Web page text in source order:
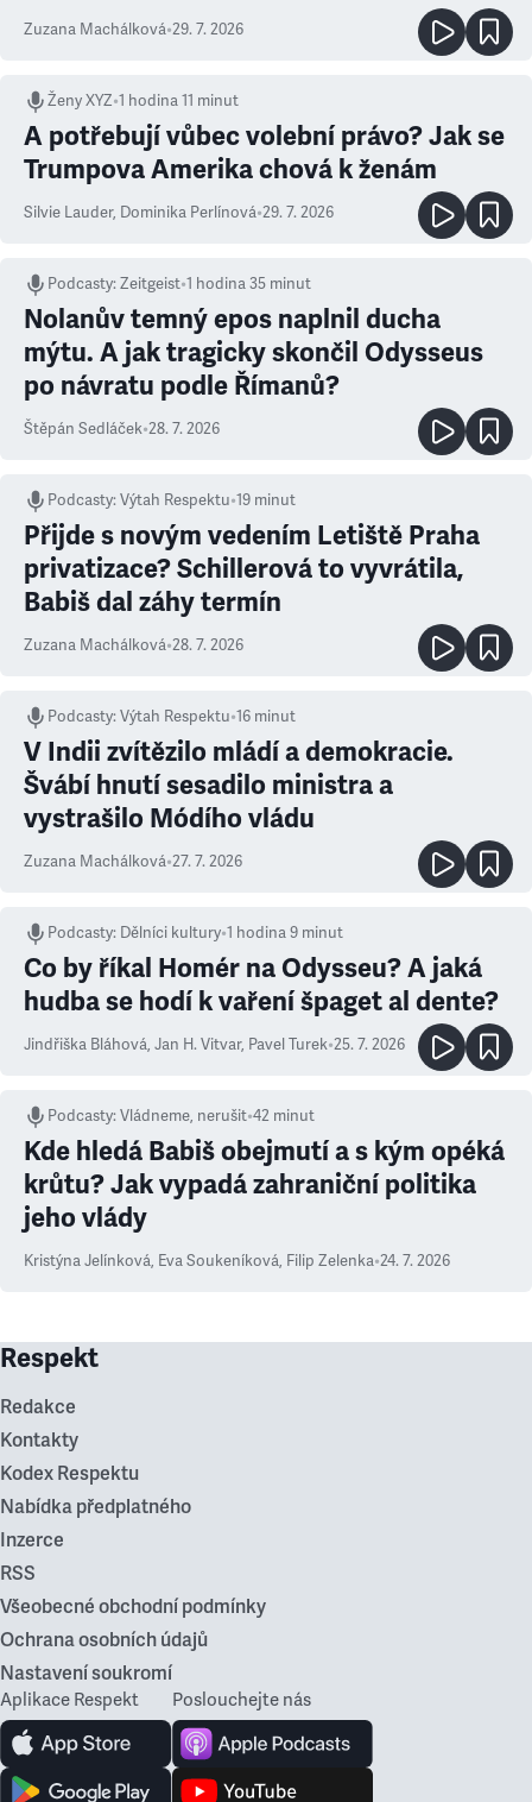
Zuzana Machálková•29. 7. 2026
Ženy XYZ•1 hodina 11 minut
A potřebují vůbec volební právo? Jak se
Trumpova Amerika chová k ženám
Silvie Lauder, Dominika Perlínová•29. 7. 2026
Podcasty:Zeitgeist•1 hodina 35 minut
Nolanův temný epos naplnil ducha
mýtu. A jak tragicky skončil Odysseus
po návratu podle Římanů?
Štěpán Sedláček•28. 7. 2026
Podcasty:Výtah Respektu•19 minut
Přijde s novým vedením Letiště Praha
privatizace? Schillerová to vyvrátila,
Babiš dal záhy termín
Zuzana Machálková•28. 7. 2026
Podcasty:Výtah Respektu•16 minut
V Indii zvítězilo mládí a demokracie.
Švábí hnutí sesadilo ministra a
vystrašilo Módího vládu
Zuzana Machálková•27. 7. 2026
Podcasty: Dělníci kultury•1 hodina 9 minut
Co by říkal Homér na Odysseu? A jaká
hudba se hodí k vaření špaget al dente?
Jindřiška Bláhová, Jan H. Vitvar, Pavel Turek•25. 7. 2026
Podcasty:Vládneme, nerušit•42 minut
Kde hledá Babiš obejmutí a s kým opéká
krůtu? Jak vypadá zahraniční politika
jeho vlády
Kristýna Jelínková, Eva Soukeníková, Filip Zelenka•24. 7. 2026
Respekt
Redakce
Kontakty
Kodex Respektu
Nabídka předplatného
Inzerce
RSS
Všeobecné obchodní podmínky
Ochrana osobních údajů
Nastavení soukromí
Aplikace Respekt Poslouchejte nás